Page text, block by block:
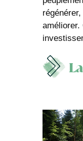
améliorer.